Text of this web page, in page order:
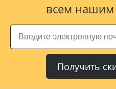
всем нашим
Получить